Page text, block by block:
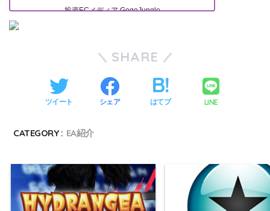
SHARE
ツイート シェア はてブ LINE
CATEGORY : EA紹介